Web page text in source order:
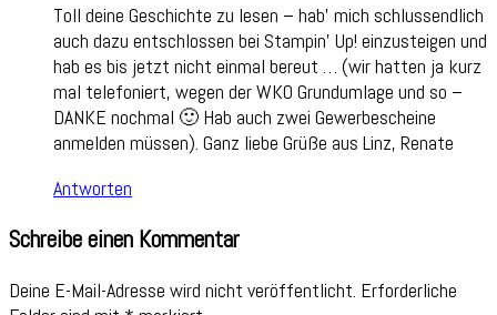
Toll deine Geschichte zu lesen – hab' mich schlussendlich
auch dazu entschlossen bei Stampin' Up! einzusteigen und
hab es bis jetzt nicht einmal bereut … (wir hatten ja kurz
mal telefoniert, wegen der WKO Grundumlage und so –
DANKE nochmal 🙂 Hab auch zwei Gewerbescheine
anmelden müssen). Ganz liebe Grüße aus Linz, Renate
Antworten
Schreibe einen Kommentar
Deine E-Mail-Adresse wird nicht veröffentlicht. Erforderliche